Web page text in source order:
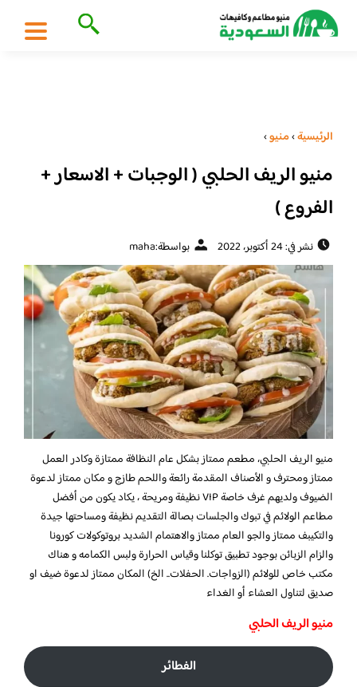
الرئيسية›منيو›
منيو الريف الحلبي ( الوجبات + الاسعار +
الفروع )
نشر في: 24 أكتوبر، 2022 بواسطة:maha
منيو الريف الحلبي،مطعم ممتاز بشكل عام النظافة ممتازة وكادر العمل
ممتاز ومحترف و الأصناف المقدمة رائعة واللحم طازج و مكان ممتاز لدعوة
الضيوف ولديهم غرف خاصة VIP نظيفة ومريحة ، يكاد يكون من أفضل
مطاعم الولائم في تبوك والجلسات بصالة التقديم نظيفة ومساحتها جيدة
والتكيبف ممتاز والجو العام ممتاز والاهتمام الشديد بروتوكولات كورونا
والزام الزبائن بوجود تطبيق توكلنا وقياس الحرارة ولبس الكمامه و هناك
مكتب خاص للولائم (الزواجات. الحفلات.. الخ) المكان ممتاز لدعوة ضيف او
صديق لتناول العشاء أو الغداء
منيو الريف الحلبي
الفطائر